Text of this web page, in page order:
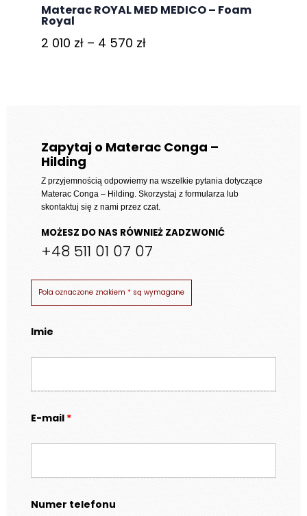
Materac ROYAL MED MEDICO – Foam
Royal
2 010 zł – 4 570 złZakres
do
570 zł
Zapytaj o Materac Conga –
Hilding
Z przyjemnością odpowiemy na wszelkie pytania dotyczące
Materac Conga – Hilding. Skorzystaj z formularza lub
skontaktuj się z nami przez czat.
MOŻESZ DO NAS RÓWNIEŻ ZADZWONIĆ
+48 511 01 07 07
Pola oznaczone znakiem * są wymagane
Imie
E-mail *
Numer telefonu